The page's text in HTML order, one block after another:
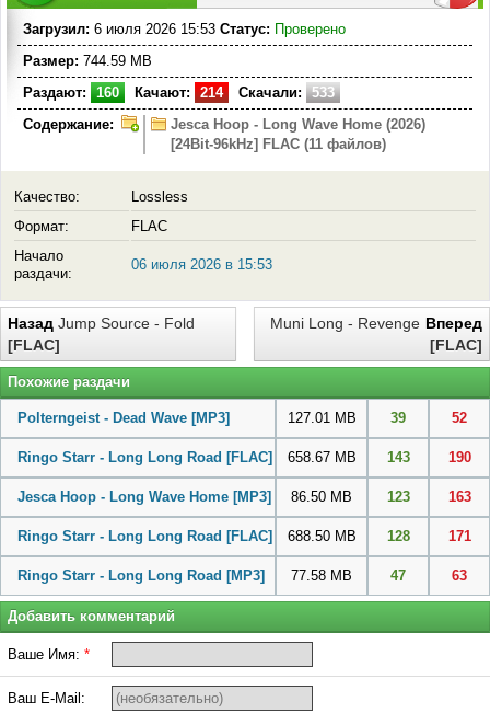
Загрузил: 6 июля 2026 15:53 Статус: Проверено
Размер: 744.59 MB
Раздают:
160 Качают: 214 Скачали:
533
Содержание:
Jesca Hoop - Long Wave Home (2026)
[24Bit-96kHz] FLAC (11 файлов)
Качество:
Lossless
Формат:
FLAC
Начало
раздачи:
06 июля 2026 в 15:53
Назад Jump Source - Fold
[FLAC]
Вперед
Muni Long - Revenge
[FLAC]
Похожие раздачи
Polterngeist - Dead Wave [MP3] 127.01 MB 39 52
Ringo Starr - Long Long Road [FLAC] 658.67 MB 143 190
Jesca Hoop - Long Wave Home [MP3] 86.50 MB 123 163
Ringo Starr - Long Long Road [FLAC] 688.50 MB 128 171
Ringo Starr - Long Long Road [MP3] 77.58 MB 47 63
Добавить комментарий
Ваше Имя: *
Ваш E-Mail: